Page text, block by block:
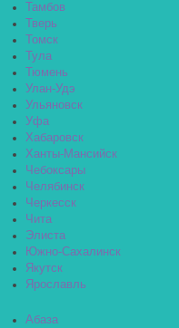
Тамбов
Тверь
Томск
Тула
Тюмень
Улан-Удэ
Ульяновск
Уфа
Хабаровск
Ханты-Мансийск
Чебоксары
Челябинск
Черкесск
Чита
Элиста
Южно-Сахалинск
Якутск
Ярославль
Абаза